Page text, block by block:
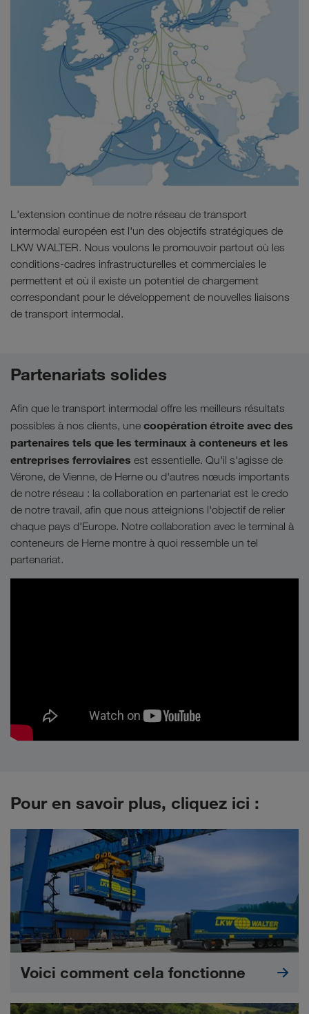
L'extension continue de notre réseau de transport
intermodal européen est l'un des objectifs stratégiques de
LKW WALTER. Nous voulons le promouvoir partout où les
conditions-cadres infrastructurelles et commerciales le
permettent et où il existe un potentiel de chargement
correspondant pour le développement de nouvelles liaisons
de transport intermodal.
Partenariats solides
Afin que le transport intermodal offre les meilleurs résultats
possibles à nos clients, une coopération étroite avec des
partenaires tels que les terminaux à conteneurs et les
entreprises ferroviaires est essentielle. Qu'il s'agisse de
Vérone, de Vienne, de Herne ou d'autres nœuds importants
de notre réseau : la collaboration en partenariat est le credo
de notre travail, afin que nous atteignions l'objectif de relier
chaque pays d'Europe. Notre collaboration avec le terminal à
conteneurs de Herne montre à quoi ressemble un tel
partenariat.
Pour en savoir plus, cliquez ici :
Voici comment cela fonctionne